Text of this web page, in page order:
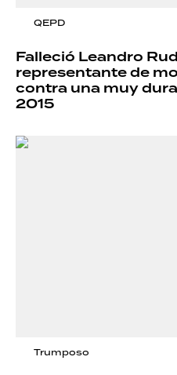
QEPD
Falleció Leandro
representante de
contra una muy
2015
Trumposo